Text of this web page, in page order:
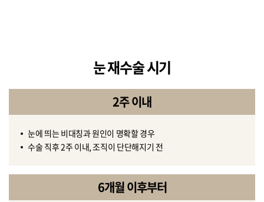
눈 재수술 시기
2주 이내
눈에 띄는 비대칭과 원인이 명확할 경우
수술 직후 2주 이내, 조직이 단단해지기 전
6개월 이후부터